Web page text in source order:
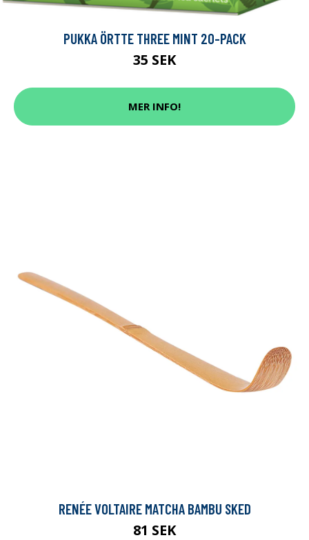
PUKKA ÖRTTE THREE MINT 20-PACK
35 SEK
MER INFO!
RENÉE VOLTAIRE MATCHA BAMBU SKED
81 SEK